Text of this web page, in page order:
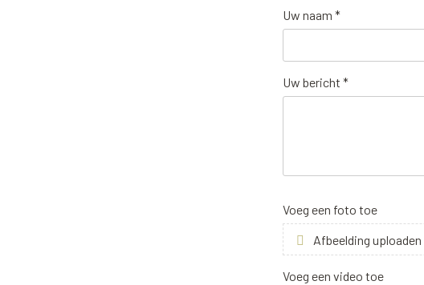
Uw naam *
Uw bericht *
Voeg een foto toe
Afbeelding uploaden
Voeg een video toe